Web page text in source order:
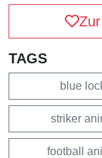
TAGS
blue
striker
football